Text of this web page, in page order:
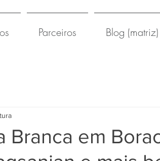
Parceiros Blog (matriz)
Branca em